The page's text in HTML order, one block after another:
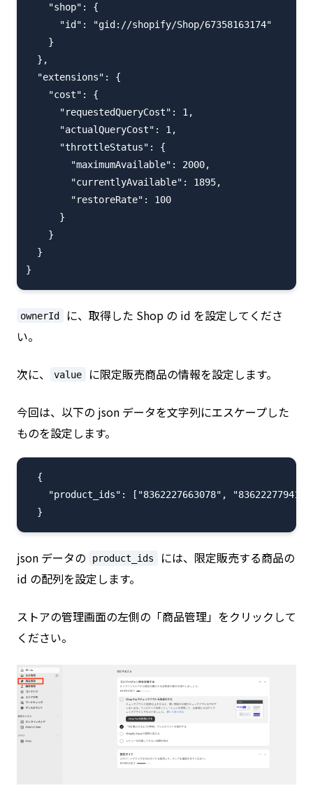
    "shop": {
      "id": "gid://shopify/Shop/67358163174"
    }
  },
  "extensions": {
    "cost": {
      "requestedQueryCost": 1,
      "actualQueryCost": 1,
      "throttleStatus": {
        "maximumAvailable": 2000,
        "currentlyAvailable": 1895,
        "restoreRate": 100
      }
    }
  }
ownerId
に、取得した Shop の id を設定してくださ
い。
次に、 value に限定販売商品の情報を設定します。
今回は、以下の json データを文字列にエスケープした
ものを設定します。
  {
"product_ids": ["8362227663078",
json データの product_ids
には、限定販売する商品の
id の配列を設定します。
ストアの管理画面の左側の「商品管理」をクリックして
ください。